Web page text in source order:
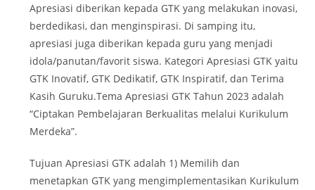
Apresiasi diberikan kepada GTK yang melakukan inovasi,
berdedikasi, dan menginspirasi. Di samping itu,
apresiasi juga diberikan kepada guru yang menjadi
idola/panutan/favorit siswa. Kategori Apresiasi GTK yaitu
GTK Inovatif, GTK Dedikatif, GTK Inspiratif, dan Terima
Kasih Guruku.Tema Apresiasi GTK Tahun 2023 adalah
“Ciptakan Pembelajaran Berkualitas melalui Kurikulum
Merdeka”.
Tujuan Apresiasi GTK adalah 1) Memilih dan
menetapkan GTK yang mengimplementasikan Kurikulum